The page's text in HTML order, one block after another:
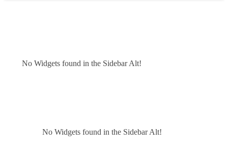
No Widgets found in the Sidebar Alt!
No Widgets found in the Sidebar Alt!